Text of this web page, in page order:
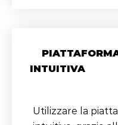
INTUITIVA
Utilizzare la